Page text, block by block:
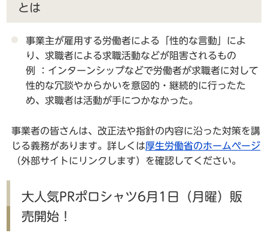
とは
事業主が雇用する労働者による「性的な言動」によ
り、求職者による求職活動などが阻害されるもの
例 ：インターンシップなどで労働者が求職者に対して
性的な冗談やからかいを意図的・継続的に行ったた
め、求職者は活動が手につかなかった。
事業者の皆さんは、改正法や指針の内容に沿った対策を講
じる義務があります。詳しくは厚生労働省のホームページ
（外部サイトにリンクします）を確認してください。
大人気PRポロシャツ6月1日（月曜）販
売開始！